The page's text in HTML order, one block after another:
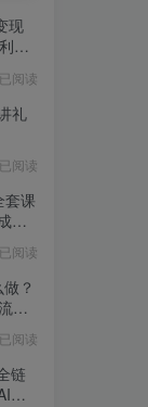
现
赚
案
阅读
礼
阅读
套课
片
阅读
？
程
阅读
链
工